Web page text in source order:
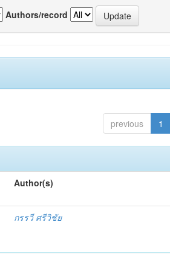
Authors/record
previous 1
Author(s)
กรรวี ศรีวิชัย